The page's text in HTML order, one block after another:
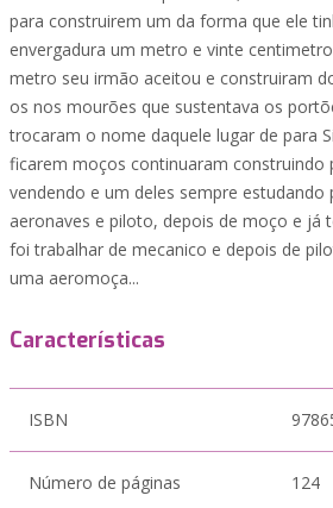
para construirem um da forma que ele
envergadura um metro e vinte
metro seu irmão aceitou e construiram
os nos mourões que sustentava os
trocaram o nome daquele lugar de para
ficarem moços continuaram construindo
vendendo e um deles sempre estudando
aeronaves e piloto, depois de moço e já
foi trabalhar de mecanico e depois de
uma aeromoça...
Características
ISBN
Número de páginas 124